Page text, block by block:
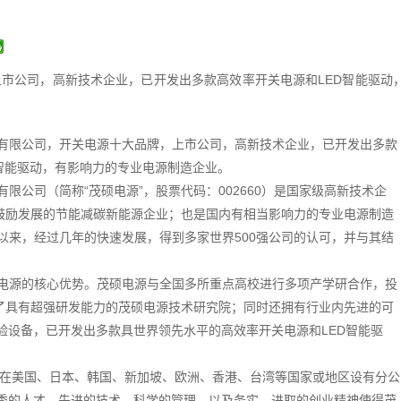
公司，高新技术企业，已开发出多款高效率开关电源和LED智能驱动
限公司，开关电源十大品牌，上市公司，高新技术企业，已开发出多款
驱动，有影响力的专业电源制造企业。
限公司（简称“茂硕电源”，股票代码：002660）是国家级高新技术企
发展的节能减碳新能源企业；也是国内有相当影响力的专业电源制造
来，经过几年的快速发展，得到多家世界500强公司的认可，并与其结
源的核心优势。茂硕电源与全国多所重点高校进行多项产学研合作，投
有超强研发能力的茂硕电源技术研究院；同时还拥有行业内先进的可
备，已开发出多款具世界领先水平的高效率开关电源和LED智能驱
美国、日本、韩国、新加坡、欧洲、香港、台湾等国家或地区设有分公